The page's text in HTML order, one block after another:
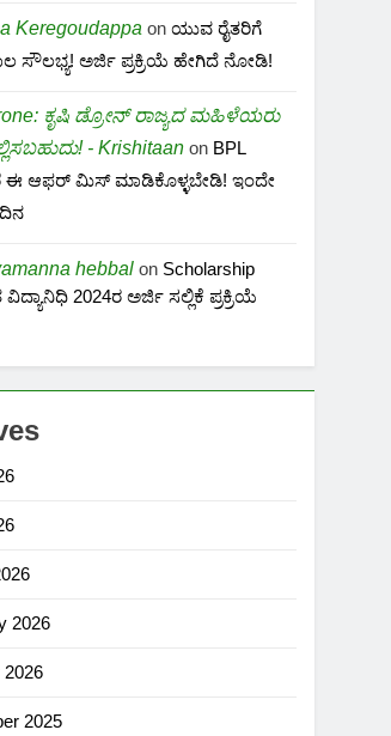
Keregoudappa onಯುವ ರೈತರಿಗೆ
ಸೌಲಭ್ಯ! ಅರ್ಜಿ ಪ್ರಕ್ರಿಯೆ ಹೇಗಿದೆ ನೋಡಿ!
ಕೃಷಿ ಡ್ರೋನ್ ರಾಜ್ಯದ ಮಹಿಳೆಯರು
- Krishitaan on BPL
ಈ ಆಫರ್ ಮಿಸ್ ಮಾಡಿಕೊಳ್ಳಬೇಡಿ! ಇಂದೇ
hebbal on Scholarship
ವಿದ್ಯಾನಿಧಿ 2024ರ ಅರ್ಜಿ ಸಲ್ಲಿಕೆ ಪ್ರಕ್ರಿಯೆ
2026
2026
2025